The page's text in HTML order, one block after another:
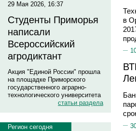
29 Мая 2026, 16:37
Студенты Приморья
написали
Всероссийский
агродиктант
Акция "Единой России" прошла
на площадке Приморского
государственного аграрно-
технологического университета
статьи раздела
Регион сегодня
в